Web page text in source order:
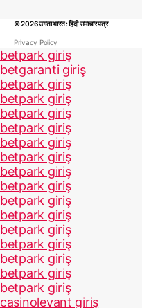
© 2026उगता भारत : हिंदी समाचार पत्र
Privacy Policy
betpark giriş
betgaranti giriş
betpark giriş
betpark giriş
betpark giriş
betpark giriş
betpark giriş
betpark giriş
betpark giriş
betpark giriş
betpark giriş
betpark giriş
betpark giriş
betpark giriş
betpark giriş
betpark giriş
betpark giriş
casinolevant giriş